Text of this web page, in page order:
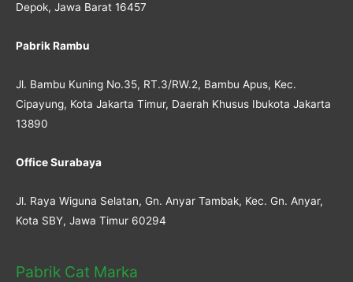
Depok, Jawa Barat 16457
Pabrik Rambu
Jl. Bambu Kuning No.35, RT.3/RW.2, Bambu Apus, Kec.
Cipayung, Kota Jakarta Timur, Daerah Khusus Ibukota Jakarta
13890
Office Surabaya
Jl. Raya Wiguna Selatan, Gn. Anyar Tambak, Kec. Gn. Anyar,
Kota SBY, Jawa Timur 60294
Pabrik Cat Marka